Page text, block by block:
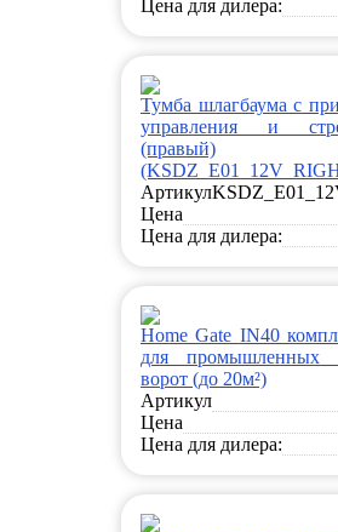
Цена для дилера:
Тумба шлагбаума с
управления и
(правый)
Артикул
Цена
Цена для дилера:
Home Gate IN40
для промышленных
ворот (до 20м²)
Артикул
Цена
Цена для дилера: